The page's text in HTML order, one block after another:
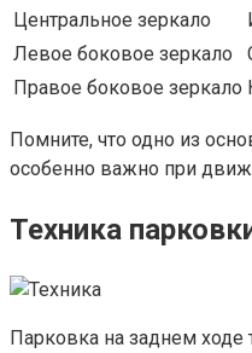
Центральное зеркало
Левое боковое зеркало
Правое боковое зеркало
Помните, что одно из
особенно важно при
Техника
Парковка на заднем ходе